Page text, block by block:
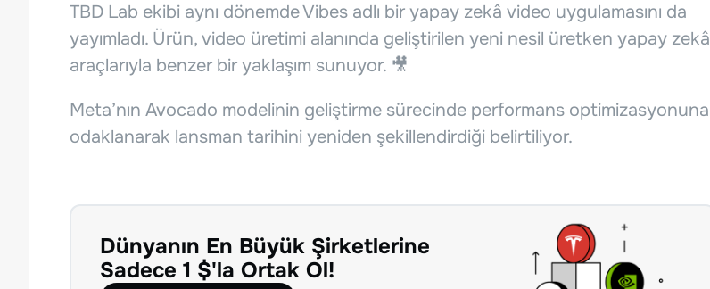
TBD Lab ekibi aynı dönemde Vibes adlı bir yapay zekâ video uygulamasını da
yayımladı. Ürün, video üretimi alanında geliştirilen yeni nesil üretken yapay zekâ
araçlarıyla benzer bir yaklaşım sunuyor. 🎥
Meta’nın Avocado modelinin geliştirme sürecinde performans optimizasyonuna
odaklanarak lansman tarihini yeniden şekillendirdiği belirtiliyor.
Dünyanın En Büyük Şirketlerine
Sadece 1 $'la Ortak Ol!